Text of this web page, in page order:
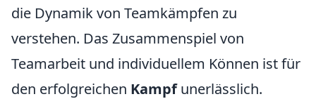
die Dynamik von Teamkämpfen zu
verstehen. Das Zusammenspiel von
Teamarbeit und individuellem Können ist für
den erfolgreichen Kampfunerlässlich.